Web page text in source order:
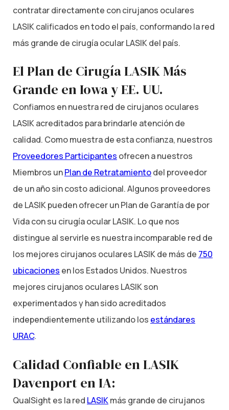
contratar directamente con cirujanos oculares
LASIK calificados en todo el país, conformando la red
más grande de cirugía ocular LASIK del país.
El Plan de Cirugía LASIK Más
Grande en Iowa y EE. UU.
Confiamos en nuestra red de cirujanos oculares
LASIK acreditados para brindarle atención de
calidad. Como muestra de esta confianza, nuestros
Proveedores Participantes ofrecen a nuestros
Miembros unPlan de Retratamientodel proveedor
de un año sin costo adicional. Algunos proveedores
de LASIK pueden ofrecer un Plan de Garantía de por
Vida con su cirugía ocular LASIK. Lo que nos
distingue al servirle es nuestra incomparable red de
los mejores cirujanos oculares LASIK de más de 750
ubicaciones en los Estados Unidos. Nuestros
mejores cirujanos oculares LASIK son
experimentados y han sido acreditados
independientemente utilizando los estándares
URAC.
Calidad Confiable en LASIK
Davenport en IA:
QualSight es la red LASIKmás grande de cirujanos